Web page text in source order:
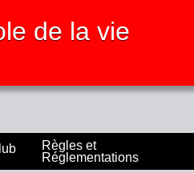
de la vie
Règles et
Réglementations